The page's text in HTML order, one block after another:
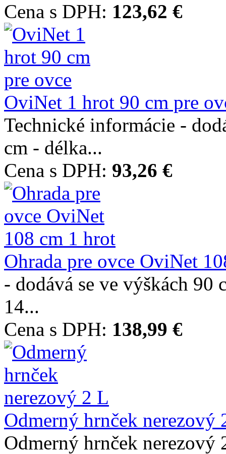
Cena s DPH: 123,62 €
OviNet 1 hrot 90 cm pre
Technické informácie -
cm - délka...
Cena s DPH: 93,26 €
Ohrada pre ovce OviNet
- dodává se ve výškách 90
14...
Cena s DPH: 138,99 €
Odmerný hrnček nerezový
Odmerný hrnček nerezový